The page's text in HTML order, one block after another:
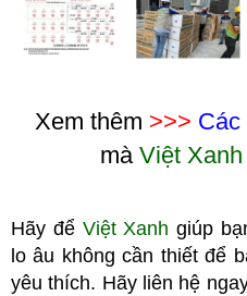
Xem thêm >>> Các
mà Việt Xanh
Hãy để Việt Xanh giúp
lo âu không cần thiết để
yêu thích. Hãy liên hệ